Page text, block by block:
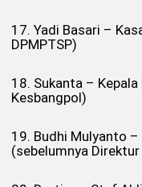
17. Yadi Basari –
DPMPTSP)
18. Sukanta – Kepala
Kesbangpol)
19. Budhi Mulyanto –
(sebelumnya